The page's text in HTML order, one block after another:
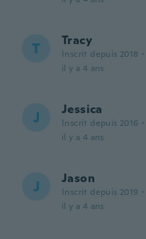
T Tracy
Inscrit depuis 2018 ·
il y a 4 ans
J Jessica
Inscrit depuis 2016 ·
il y a 4 ans
J Jason
Inscrit depuis 2019 ·
il y a 4 ans